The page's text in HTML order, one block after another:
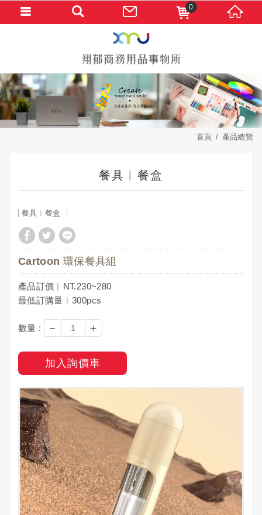
首頁 產品總覽
餐具︱餐盒
餐具︱餐盒
Cartoon 環保餐具組
產品訂價︱NT.230~280
最低訂購量︱300pcs
數量 : － ＋
加入詢價車
0